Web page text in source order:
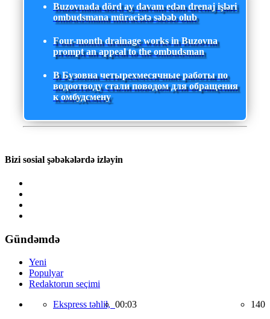
Buzovnada dörd ay davam edən drenaj işləri
ombudsmana müraciətə səbəb olub
Four-month drainage works in Buzovna
prompt an appeal to the ombudsman
В Бузовна четырехмесячные работы по
водоотводу стали поводом для обращения
к омбудсмену
Bizi sosial şəbəkələrdə izləyin
Gündəmdə
Yeni
Populyar
Redaktorun seçimi
Ekspress təhlil, 00:03 140